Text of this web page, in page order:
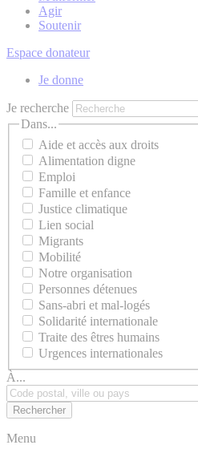
Agir
Soutenir
Espace donateur
Je donne
Je recherche
Dans...
Aide et accès aux droits
Alimentation digne
Emploi
Famille et enfance
Justice climatique
Lien social
Migrants
Mobilité
Notre organisation
Personnes détenues
Sans-abri et mal-logés
Solidarité internationale
Traite des êtres humains
Urgences internationales
À...
Menu